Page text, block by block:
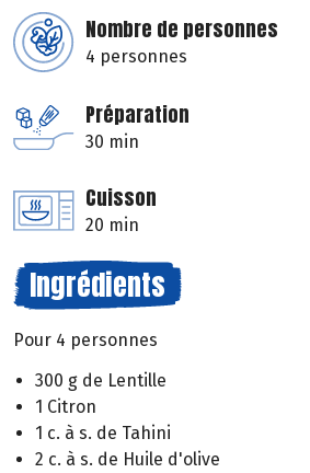
Nombre de personnes
4 personnes
Préparation
30 min
Cuisson
20 min
Ingrédients
Pour 4 personnes
300 g de Lentille
1 Citron
1 c. à s. de Tahini
2 c. à s. de Huile d'olive